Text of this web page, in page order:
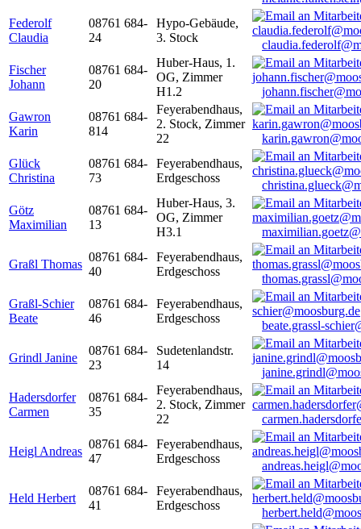
Federolf
Claudia
08761 684-
24
Hypo-Gebäude,
3. Stock
Fischer
Johann
08761 684-
20
Huber-Haus, 1.
OG, Zimmer
H1.2
Gawron
Karin
08761 684-
814
Feyerabendhaus,
2. Stock, Zimmer
22
Glück
Christina
08761 684-
73
Feyerabendhaus,
Erdgeschoss
Götz
Maximilian
08761 684-
13
Huber-Haus, 3.
OG, Zimmer
H3.1
Graßl Thomas
08761 684-
40
Feyerabendhaus,
Erdgeschoss
Graßl-Schier
Beate
08761 684-
46
Feyerabendhaus,
Erdgeschoss
beate.grassl-
Grindl Janine
08761 684-
23
Sudetenlandstr.
14
Hadersdorfer
Carmen
08761 684-
35
Feyerabendhaus,
2. Stock, Zimmer
22
Heigl Andreas
08761 684-
47
Feyerabendhaus,
Erdgeschoss
Held Herbert
08761 684-
41
Feyerabendhaus,
Erdgeschoss